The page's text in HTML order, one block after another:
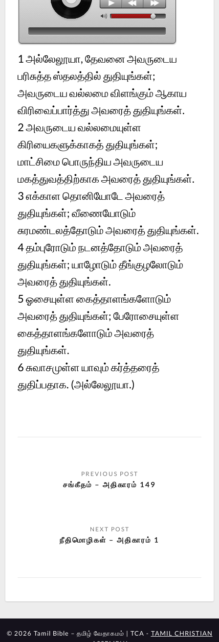
1 அல்லேலூயா, தேவனை அவருடைய
பரிசுத்த ஸ்தலத்தில் துதியுங்கள்;
அவருடைய வல்லமை விளங்கும் ஆகாய
விரிவைப்பார்த்து அவரைத் துதியுங்கள்.
2 அவருடைய வல்லமையுள்ள
கிரியைகளுக்காகத் துதியுங்கள்;
மாட்சிமை பொருந்திய அவருடைய
மகத்துவத்திற்காக அவரைத் துதியுங்கள்.
3 எக்காள தொனியோடே அவரைத்
துதியுங்கள்; வீணையோடும்
சுரமண்டலத்தோடும் அவரைத் துதியுங்கள்.
4 தம்புரோடும் நடனத்தோடும் அவரைத்
துதியுங்கள்; யாழோடும் தீங்குழலோடும்
அவரைத் துதியுங்கள்.
5 ஓசையுள்ள கைத்தாளங்களோடும்
அவரைத் துதியுங்கள்; பேரோசையுள்ள
கைத்தாளங்களோடும் அவரைத்
துதியுங்கள்.
6 சுவாசமுள்ள யாவும் கர்த்தரைத்
துதிப்பதாக. (அல்லேலூயா.)
சங்கீதம் – அதிகாரம் 149
நீதிமொழிகள் – அதிகாரம் 1
© 2026 Tamil Bible – தமிழ் வேதாகமம் | TCA - TAMIL CHRISTIAN